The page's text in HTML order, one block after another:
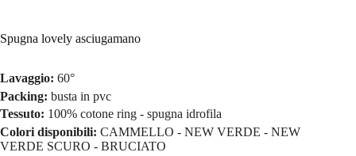
Spugna lovely asciugamano
Lavaggio: 60°
Packing: busta in pvc
Tessuto: 100% cotone ring - spugna idrofila
Colori disponibili: CAMMELLO - NEW VERDE - NEW
VERDE SCURO - BRUCIATO